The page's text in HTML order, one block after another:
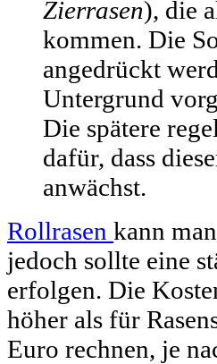
Zierrasen), die
kommen. Die
angedrückt
Untergrund
Die spätere
dafür, dass
anwächst.
Rollrasen kann
jedoch sollte eine
erfolgen. Die
höher als für
Euro rechnen, je